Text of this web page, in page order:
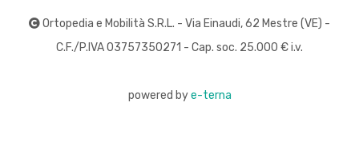
Ortopedia e Mobilità S.R.L. - Via Einaudi, 62 Mestre (VE) -
C.F./P.IVA 03757350271 - Cap. soc. 25.000 € i.v.
powered bye-terna